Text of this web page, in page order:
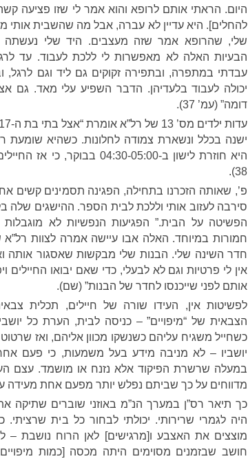
היום. הראתי אותם לרופא והוא אמר לי שזו פציעה
להחלים]. היא עדיין לא עברה, אבל מה שהשבית אותי
שלי, שהרופא אמר שזה מעצבים. היד שלי נעשתה
הבעיות האלה לא מאפשרות לי ללכת לעבוד. עד
עבדתי במתפרה, ובתפירה זקוקים גם ליד וגם לרגל,
יכולה לעבוד בלעדיהן. הדבר השפיע עלי מאד. גם
דומה” (עמ’ 37).
ישנה בכלל ונשארת צמודה לחלונות. כשהיא שומעת
היא חוזרת לישון ב-04:30-05:00
38).
פ’, שאותה הזכרנו בתחילה, הפגינה תסמינים קשים
סירבה לעזוב אותי וללכת לבית הספר. ההישגים שלה
הפשיטה על הבית.” הפגיעות הנפשיות לא
חמורות במיוחד. האלה אבו עיישה אמרה לצוות
חדר השינה שלי. הבנות שלי מבקשות שאסגור אותה
אין לי פרטיות וגם לא לבעלי, כדי שאם יבואו החיילים
אותם לפני שייכנסו לחדר של הבנות” (שם).
לפשיטות אין, העידו שורה של חיילים, תכלית
הצבאית של “מיפויים” – כניסה לבית, הערת כל
כשחייל משגיח עליהם כשנשקו מכוון אליהם, ואז
יושביו – לא מניבה מידע בעל משמעות, כי פעם
מדווחים על כך שביתם נפלש יותר מפעם אחת מעידה
כך תיאר רס”ן במערך הנ”מ באוזני שוברים שתיקה
היה לגמרי שרירותי. יכולתי לבחור כל בית
מוצצים את האצבע ו[מרגישים] לאן הרוח נושבת –
חושב שבזמנים מסוימים היתה מכסה [כמות